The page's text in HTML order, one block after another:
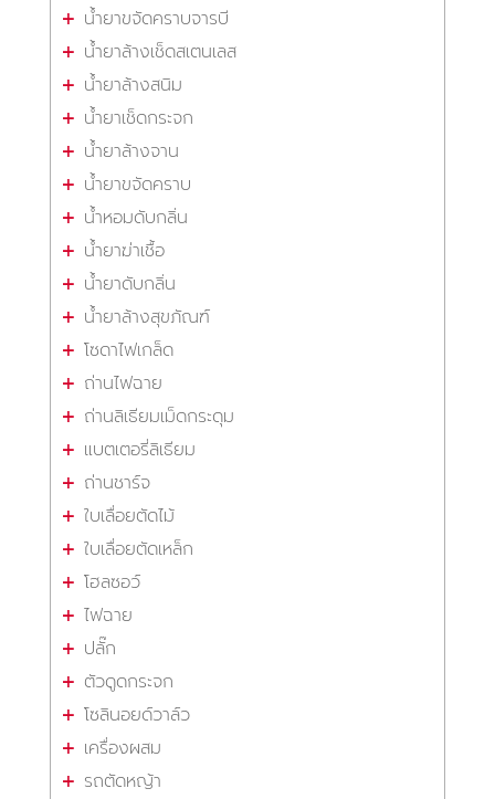
น้ำยาขจัดคราบจารบี
น้ำยาล้างเช็ดสเตนเลส
น้ำยาล้างสนิม
น้ำยาเช็ดกระจก
น้ำยาล้างจาน
น้ำยาขจัดคราบ
น้ำหอมดับกลิ่น
น้ำยาฆ่าเชื้อ
น้ำยาดับกลิ่น
น้ำยาล้างสุขภัณฑ์
โซดาไฟเกล็ด
ถ่านไฟฉาย
ถ่านลิเธียมเม็ดกระดุม
แบตเตอรี่ลิเธียม
ถ่านชาร์จ
ใบเลื่อยตัดไม้
ใบเลื่อยตัดเหล็ก
โฮลซอว์
ไฟฉาย
ปลั๊ก
ตัวดูดกระจก
โซลินอยด์วาล์ว
เครื่องผสม
รถตัดหญ้า